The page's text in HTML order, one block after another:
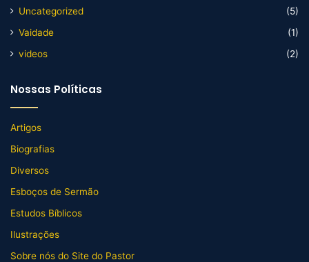
Uncategorized
(5)
Vaidade
(1)
videos
(2)
Nossas Políticas
Artigos
Biografias
Diversos
Esboços de Sermão
Estudos Bíblicos
Ilustrações
Sobre nós do Site do Pastor